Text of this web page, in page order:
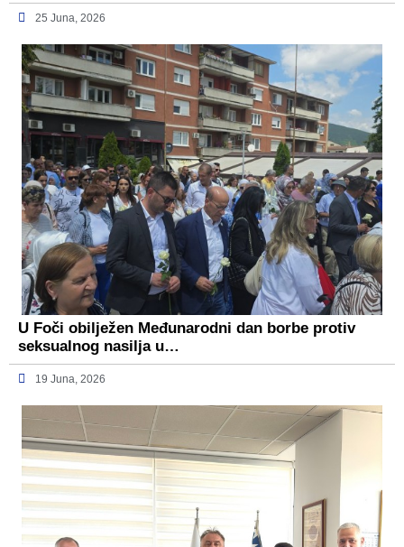
25 Juna, 2026
U Foči obilježen Međunarodni dan borbe protiv
seksualnog nasilja u…
19 Juna, 2026